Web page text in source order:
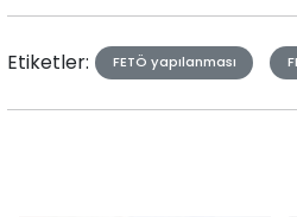
Etiketler: FETÖ yapılanması